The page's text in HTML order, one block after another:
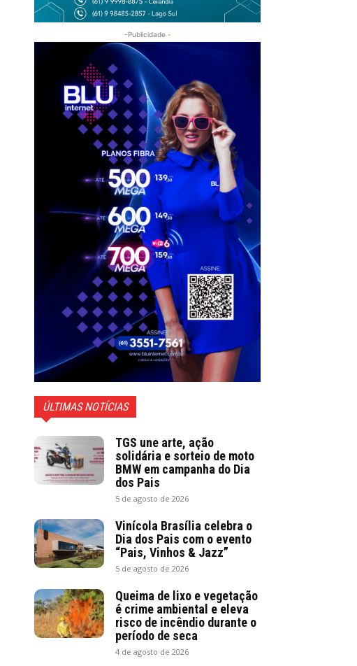
-Publicidade -
ÚLTIMAS NOTÍCIAS
TGS une arte, ação
solidária e sorteio de moto
BMW em campanha do Dia
dos Pais
5 de agosto de 2026
Vinícola Brasília celebra o
Dia dos Pais com o evento
“Pais, Vinhos & Jazz”
5 de agosto de 2026
Queima de lixo e vegetação
é crime ambiental e eleva
risco de incêndio durante o
período de seca
4 de agosto de 2026